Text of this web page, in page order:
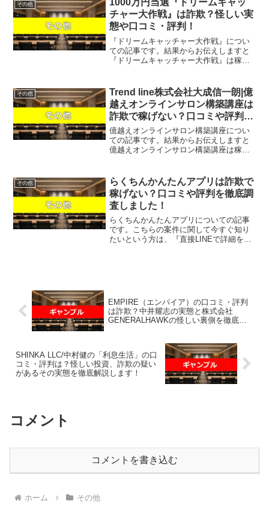
『直接LINEで詳細をお答...
その他
1000万円当選『ドリームキャッ
チャー大作戦』は詐欺？怪しい実
態や口コミ・評判！
『ドリームキャッチャー大作戦』につい
ての記事です。結果からお伝えしますと
『ドリームキャッチャー大作戦』は稼げ
非常に高いという結果になりました。
SNSやネット広告で突...
その他
Trend line株式会社大成信一朗|億
越えオンラインサロン構築講座は
詐欺で稼げない？口コミや評判を
徹底調査しました！
億越えオンラインサロン構築講座につい
ての記事です。結果からお伝えしますと
億越えオンラインサロン構築講座は稼げ
るという結果になりました。こちらの案
件に関して今すぐ知りたい...
その他
らくちんかんたんアプリは詐欺で
稼げない？口コミや評判を徹底調
査しました！
らくちんかんたんアプリについての記事
です。こちらの案件に関して今すぐ知り
たいという方は、『直接LINEで詳細をお
EMPIRE（エンパイア）の口コミ・評判
は詐欺？中井耀志の実態と株式会社
GENERALHAWKの怪しい裏側を徹底検
SHINKA LLC/中村健の「利息生活」の口
コミ・評判は？怪しい投資、詐欺の疑い
があるその実態を徹底解説します！
コメント
コメントを書き込む
ホーム その他